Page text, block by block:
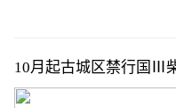
10月起古城区禁行国Ⅲ